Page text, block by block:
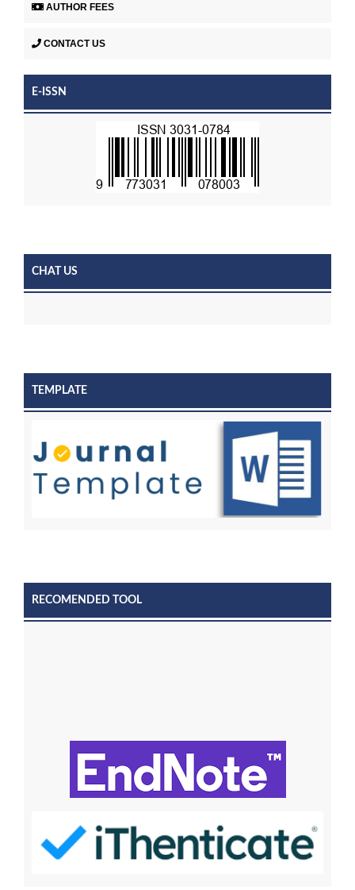
AUTHOR FEES
CONTACT US
E-ISSN
CHAT US
TEMPLATE
RECOMENDED TOOL